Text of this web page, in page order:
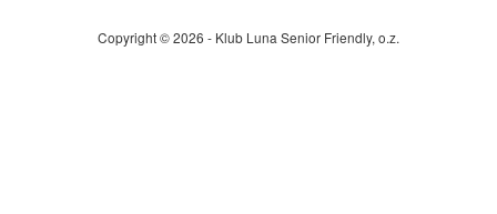
Copyright © 2026 - Klub Luna Senior Friendly, o.z.